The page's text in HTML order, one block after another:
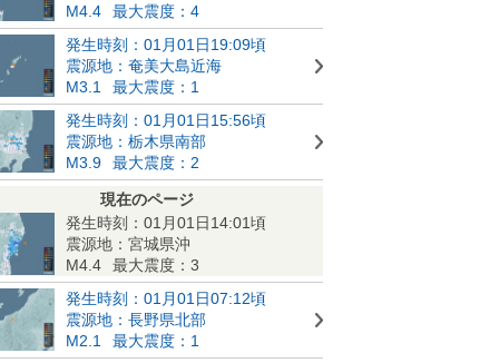
M4.4
最大震度：4
発生時刻：01月01日19:09頃
震源地：奄美大島近海
M3.1
最大震度：1
発生時刻：01月01日15:56頃
震源地：栃木県南部
M3.9
最大震度：2
現在のページ
発生時刻：01月01日14:01頃
震源地：宮城県沖
M4.4
最大震度：3
発生時刻：01月01日07:12頃
震源地：長野県北部
M2.1
最大震度：1